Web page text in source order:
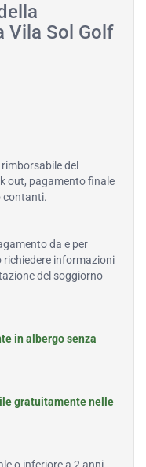
Vila Sol Golf
del
out, pagamento finale
contanti.
da e per
richiedere informazioni
del soggiorno
in albergo senza
gratuitamente nelle